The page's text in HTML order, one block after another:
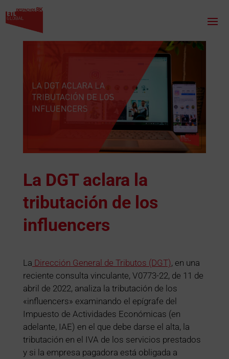
La DGT aclara la
tributación de los
influencers
La Dirección General de Tributos (DGT), en una
reciente consulta vinculante, V0773-22, de 11 de
abril de 2022, analiza la tributación de los
«influencers» examinando el epígrafe del
Impuesto de Actividades Económicas (en
adelante, IAE) en el que debe darse el alta, la
tributación en el IVA de los servicios prestados
y si la empresa pagadora está obligada a